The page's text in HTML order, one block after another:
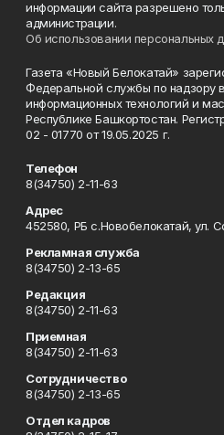
информации сайта разрешено
администрации.
Об использовании персональных
Газета «Новый Белокатай»
Федеральной службы по надзору
информационных технологий и
Республике Башкортостан.
02 - 01770 от 19.05.2025 г.
Телефон
8(34750) 2-11-63
Адрес
452580, РБ с.Новобелокатай, ул.
Рекламная служба
8(34750) 2-13-65
Редакция
8(34750) 2-11-63
Приемная
8(34750) 2-11-63
Сотрудничество
8(34750) 2-13-65
Отдел кадров